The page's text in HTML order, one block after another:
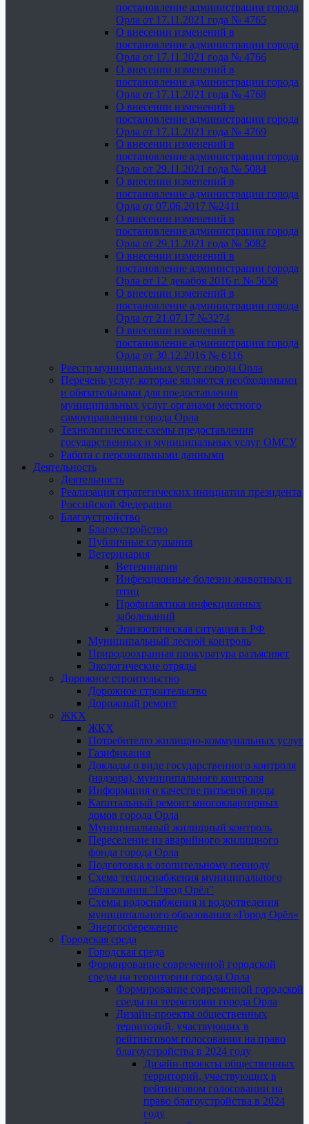
постановление администрации города
Орла от 17.11.2021 года № 4765
О внесении изменений в
постановление администрации города
Орла от 17.11.2021 года № 4766
О внесении изменений в
постановление администрации города
Орла от 17.11.2021 года № 4768
О внесении изменений в
постановление администрации города
Орла от 17.11.2021 года № 4769
О внесении изменений в
постановление администрации города
Орла от 29.11.2021 года № 5084
О внесении изменений в
постановление администрации города
Орла от 07.06.2017 №2411
О внесении изменений в
постановление администрации города
Орла от 29.11.2021 года № 5082
О внесении изменений в
постановление администрации города
Орла от 12 декабря 2016 г. № 5658
О внесении изменений в
постановление администрации города
Орла от 21.07.17 №3274
О внесении изменений в
постановление администрации города
Орла от 30.12.2016 № 6116
Реестр муниципальных услуг города Орла
Перечень услуг, которые являются необходимыми
и обязательными для предоставления
муниципальных услуг органами местного
самоуправления города Орла
Технологические схемы предоставления
государственных и муниципальных услуг ОМСУ
Работа с персональными данными
Деятельность
Деятельность
Реализация стратегических инициатив президента
Российской Федерации
Благоустройство
Благоустройство
Публичные слушания
Ветеринария
Ветеринария
Инфекционные болезни животных и
птиц
Профилактика инфекционных
заболеваний
Эпизоотическая ситуация в РФ
Муниципальный лесной контроль
Природоохранная прокуратура разъясняет
Экологические отряды
Дорожное строительство
Дорожное строительство
Дорожный ремонт
ЖКХ
ЖКХ
Потребителю жилищно-коммунальных услуг
Газификация
Доклады о виде государственного контроля
(надзора), муниципального контроля
Информация о качестве питьевой воды
Капитальный ремонт многоквартирных
домов города Орла
Муниципальный жилищный контроль
Переселение из аварийного жилищного
фонда города Орла
Подготовка к отопительному периоду
Схема теплоснабжения муниципального
образования "Город Орёл"
Схемы водоснабжения и водоотведения
муниципального образования «Город Орёл»
Энергосбережение
Городская среда
Городская среда
Формирование современной городской
среды на территории города Орла
Формирование современной городской
среды на территории города Орла
Дизайн-проекты общественных
территорий, участвующих в
рейтинговом голосовании на право
благоустройства в 2024 году
Дизайн-проекты общественных
территорий, участвующих в
рейтинговом голосовании на
право благоустройства в 2024
году